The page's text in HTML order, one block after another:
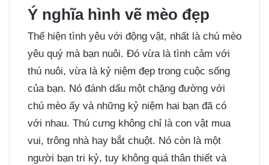
Ý nghĩa hình vẽ mèo đẹp
Thể hiện tình yêu với động vật, nhất là chú mèo
yêu quý mà bạn nuôi. Đó vừa là tình cảm với
thú nuôi, vừa là kỷ niệm đẹp trong cuộc sống
của bạn. Nó đánh dấu một chặng đường với
chú mèo ấy và những kỷ niệm hai bạn đã có
với nhau. Thú cưng không chỉ là con vật mua
vui, trông nhà hay bắt chuột. Nó còn là một
người bạn tri kỷ, tuy không quá thân thiết và